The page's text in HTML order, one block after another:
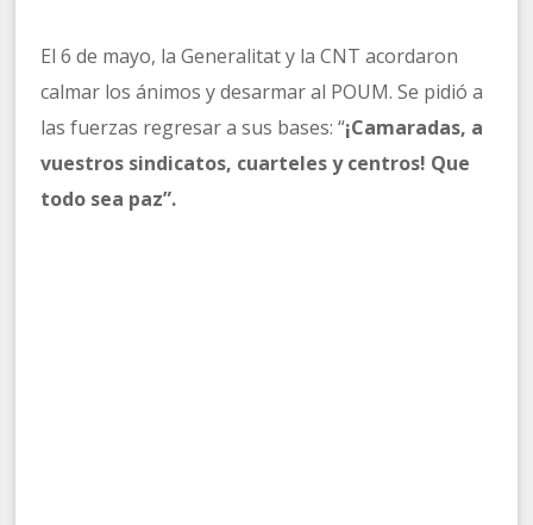
El 6 de mayo, la Generalitat y la CNT acordaron
calmar los ánimos y desarmar al POUM. Se pidió a
las fuerzas regresar a sus bases: “¡Camaradas, a
vuestros sindicatos, cuarteles y centros! Que
todo sea paz”.